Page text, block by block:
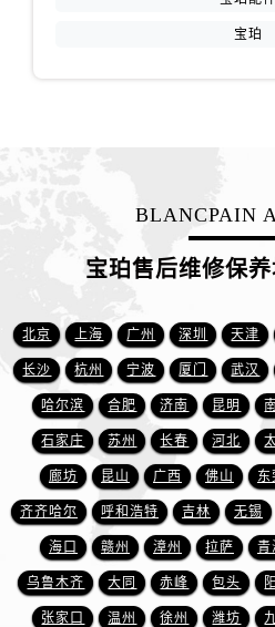
宝珀
BLANCPAIN
宝珀售后维修保
北京 上海 广州 深圳 天津
长沙 杭州 宁波 厦门 武汉
哈尔滨 合肥 济南 昆明
石家庄 苏州 长春 河北
廊坊 昆山 广西 佛山 东
齐齐哈尔 呼和浩特 吉林 无锡
海口 赣州 漳州 拉萨 青
乌鲁木齐 大同 赤峰 包头
张家口 温州 徐州 潍坊